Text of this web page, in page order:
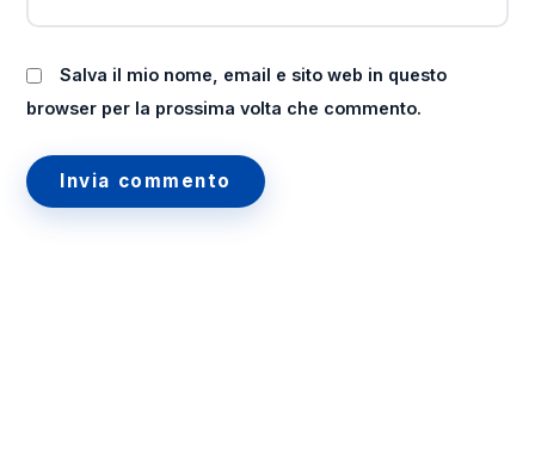
Salva il mio nome, email e sito web in questo
browser per la prossima volta che commento.